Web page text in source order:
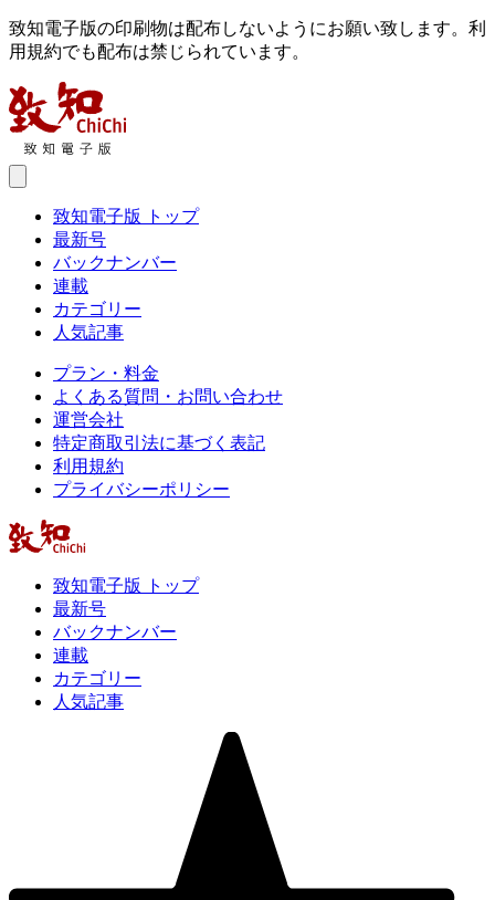
致知電子版の印刷物は配布しないようにお願い致します。利
用規約でも配布は禁じられています。
致知電子版 トップ
最新号
バックナンバー
連載
カテゴリー
人気記事
プラン・料金
よくある質問・お問い合わせ
運営会社
特定商取引法に基づく表記
利用規約
プライバシーポリシー
致知電子版 トップ
最新号
バックナンバー
連載
カテゴリー
人気記事